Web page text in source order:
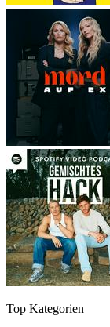
Top Kategorien